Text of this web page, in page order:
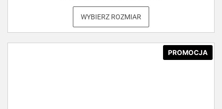
WYBIERZ ROZMIAR
PROMOCJA